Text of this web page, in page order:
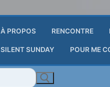
À PROPOS RENCONTRE
SILENT SUNDAY POUR ME